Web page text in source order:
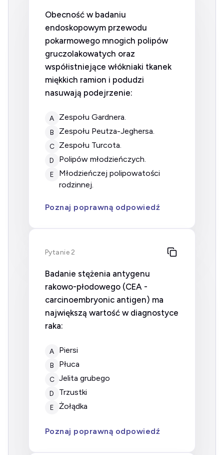
Obecność w badaniu
endoskopowym przewodu
pokarmowego mnogich polipów
gruczolakowatych oraz
współistniejące włókniaki tkanek
miękkich ramion i podudzi
nasuwają podejrzenie:
A zespołu Gardnera.
B zespołu Peutza-Jeghersa.
C zespołu Turcota.
D polipów młodzieńczych.
E
młodzieńczej polipowatości
rodzinnej.
Poznaj poprawną odpowiedź
Pytanie 2
Badanie stężenia antygenu
rakowo-płodowego (CEA -
carcinoembryonic antigen) ma
największą wartość w diagnostyce
raka:
A Piersi
B Płuca
C Jelita grubego
D Trzustki
E Żołądka
Poznaj poprawną odpowiedź